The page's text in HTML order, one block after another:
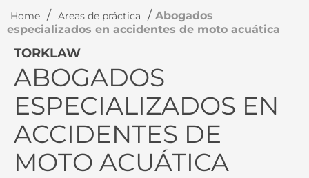
Home / Areas de práctica / Abogados
especializados en accidentes de moto acuática
TORKLAW
ABOGADOS
ESPECIALIZADOS EN
ACCIDENTES DE
MOTO ACUÁTICA